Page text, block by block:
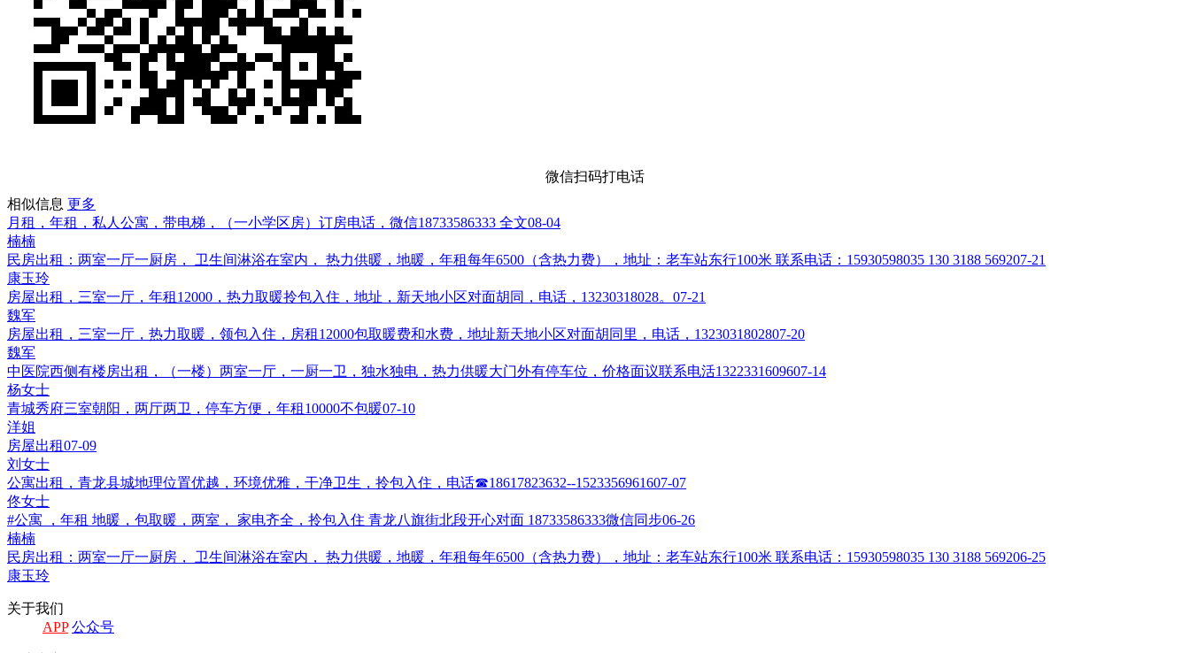
微信扫码打电话
相似信息 更多
月租，年租，私人公寓，带电梯，（一小学区房）订房电话，微信18733586333 全文08-04
楠楠
民房出租：两室一厅一厨房， 卫生间淋浴在室内， 热力供暖，地暖，年租每年6500（含热力费），地址：老车站东行100米 联系电话：15930598035 130 3188 569207-21
康玉玲
房屋出租，三室一厅，年租12000，热力取暖拎包入住，地址，新天地小区对面胡同，电话，13230318028。 07-21
魏军
房屋出租，三室一厅，热力取暖，领包入住，房租12000包取暖费和水费，地址新天地小区对面胡同里，电话，1323031802807-20
魏军
中医院西侧有楼房出租，（一楼）两室一厅，一厨一卫，独水独电，热力供暖大门外有停车位，价格面议联系电活1322331609607-14
杨女士
青城秀府三室朝阳，两厅两卫，停车方便，年租10000不包暖07-10
洋姐
房屋出租07-09
刘女士
公寓出租，青龙县城地理位置优越，环境优雅，干净卫生，拎包入住，电话☎18617823632--1523356961607-07
佟女士
#公寓 ，年租 地暖，包取暖，两室， 家电齐全，拎包入住 青龙八旗街北段开心对面 18733586333微信同步06-26
楠楠
民房出租：两室一厅一厨房， 卫生间淋浴在室内， 热力供暖，地暖，年租每年6500（含热力费），地址：老车站东行100米 联系电话：15930598035 130 3188 569206-25
康玉玲
关于我们
APP 公众号